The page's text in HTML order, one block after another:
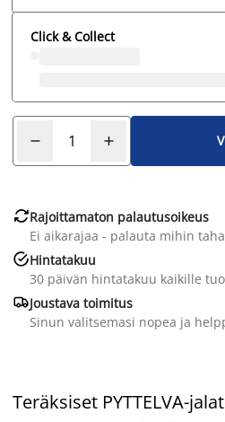
Click & Collect
Rajoittamaton palautusoikeus
Ei aikarajaa - palauta mihin
Hintatakuu
30 päivän hintatakuu kaikille
Joustava toimitus
Sinun valitsemasi nopea ja
Teräksiset PYTTELVA-